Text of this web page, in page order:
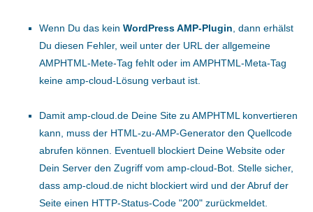
Wenn Du das kein WordPress AMP-Plugin , dann erhälst
Du diesen Fehler, weil unter der URL der allgemeine
AMPHTML-Mete-Tag fehlt oder im AMPHTML-Meta-Tag
keine amp-cloud-Lösung verbaut ist.
Damit amp-cloud.de Deine Site zu AMPHTML konvertieren
kann, muss der HTML-zu-AMP-Generator den Quellcode
abrufen können. Eventuell blockiert Deine Website oder
Dein Server den Zugriff vom amp-cloud-Bot. Stelle sicher,
dass amp-cloud.de nicht blockiert wird und der Abruf der
Seite einen HTTP-Status-Code "200" zurückmeldet.